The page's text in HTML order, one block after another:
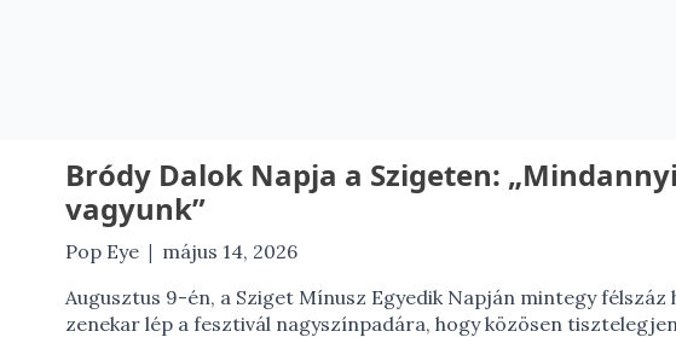
Bródy Dalok Napja a Szigeten:
vagyunk”
Pop Eye | május 14, 2026
Augusztus 9-én, a Sziget Mínusz Egyedik Napján mintegy félszáz
zenekar lép a fesztivál nagyszínpadára, hogy közösen